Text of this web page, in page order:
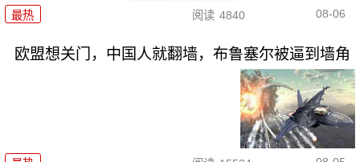
最热 阅读 4840 08-06
欧盟想关门，中国人就翻墙，布鲁塞尔被逼到墙角